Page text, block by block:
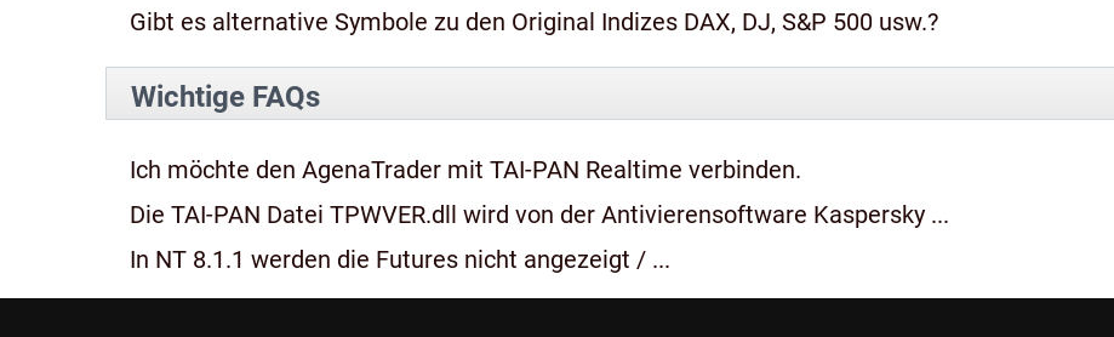
Gibt es alternative Symbole zu den Original Indizes DAX, DJ, S&P 500 usw.?
Wichtige FAQs
Ich möchte den AgenaTrader mit TAI-PAN Realtime verbinden.
Die TAI-PAN Datei TPWVER.dll wird von der Antivierensoftware Kaspersky ...
In NT 8.1.1 werden die Futures nicht angezeigt / ...